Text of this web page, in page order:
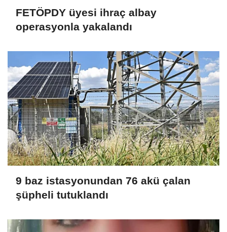
FETÖPDY üyesi ihraç albay
operasyonla yakalandı
9 baz istasyonundan 76 akü çalan
şüpheli tutuklandı